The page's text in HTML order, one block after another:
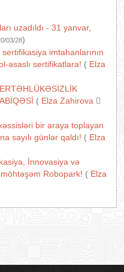
uzadıldı - 31 yanvar,
03/28)
imtahanlarının
əsaslı sertifikatlara! ( Elza
( Elza Zahirova
bir araya toplayan
sayılı günlər qaldı! ( Elza
İnnovasiya və
Robopark! ( Elza